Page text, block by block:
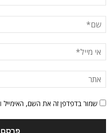
שמור בדפדפן זה את השם,